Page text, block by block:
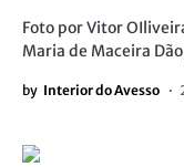
Foto por Vitor
Maria de Maceira
by Interior do Avesso